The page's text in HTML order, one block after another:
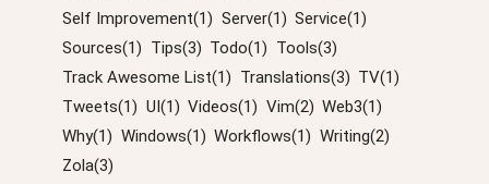
Self Improvement(1) Server(1) Service(1)
Sources(1) Tips(3) Todo(1) Tools(3)
Track Awesome List(1) Translations(3) TV(1)
Tweets(1) UI(1) Videos(1) Vim(2) Web3(1)
Why(1) Windows(1) Workflows(1) Writing(2)
Zola(3)